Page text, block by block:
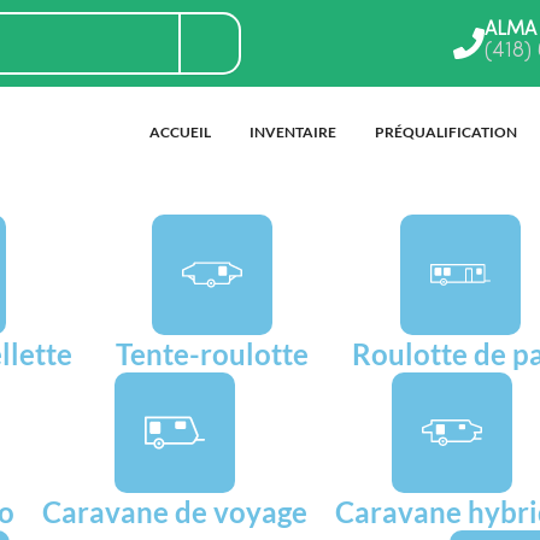
ALMA
(418)
ACCUEIL INVENTAIRE PRÉQUALIFICATION
Tente-roulotte Roulotte de
Caravane de voyage Caravane